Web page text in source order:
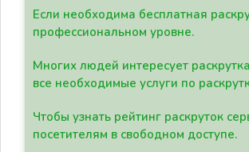
Если необходима бесплатная
профессиональном уровне.
Многих людей интересует
все необходимые услуги по
Чтобы узнать рейтинг раскруток
посетителям в свободном доступе.